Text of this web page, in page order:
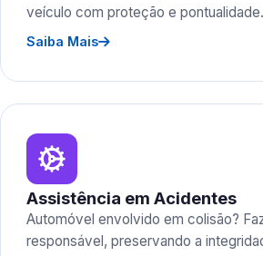
veículo com proteção e pontualidade.
Saiba Mais
Assistência em Acidentes
Automóvel envolvido em colisão?
responsável, preservando a